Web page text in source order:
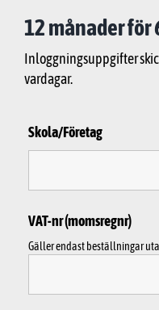
12 månader för
Inloggningsuppgifter
vardagar.
Skola/Företag
VAT-nr (momsregnr)
Gäller endast beställningar